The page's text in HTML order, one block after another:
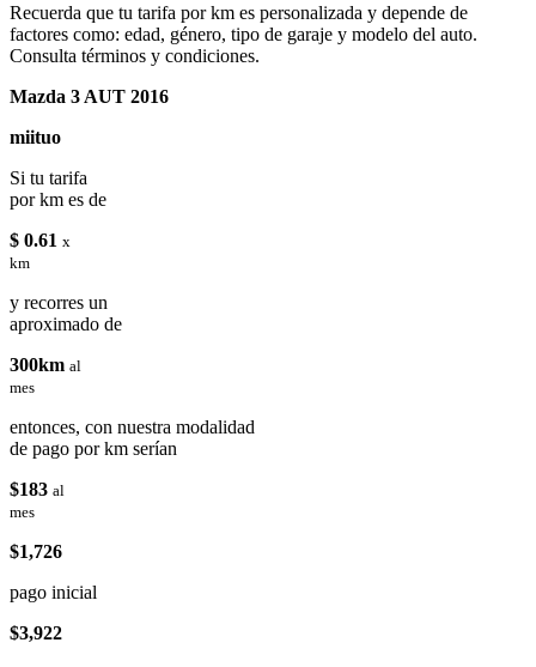
Recuerda que tu tarifa por km es personalizada y depende de
factores como: edad, género, tipo de garaje y modelo del auto.
Consulta términos y condiciones.
Mazda 3 AUT 2016
miituo
Si tu tarifa
por km es de
$ 0.61 x
km
y recorres un
aproximado de
300km al
mes
entonces, con nuestra modalidad
de pago por km serían
$183 al
mes
$1,726
pago inicial
$3,922